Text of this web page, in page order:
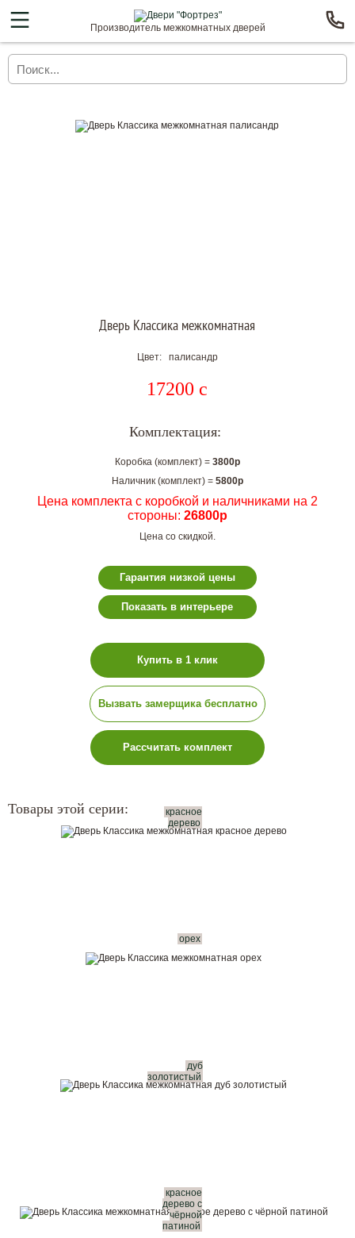
Производитель межкомнатных дверей
Дверь Классика межкомнатная
Цвет: палисандр
17200 c
Комплектация:
Коробка (комплект) = 3800р
Наличник (комплект) = 5800р
Цена комплекта с коробкой и наличниками на 2
стороны: 26800р
Цена со скидкой.
Гарантия низкой цены
Показать в интерьере
Купить в 1 клик
Вызвать замерщика бесплатно
Рассчитать комплект
Товары этой серии:
красное
дерево
орех
дуб
золотистый
красное
дерево с
чёрной
патиной